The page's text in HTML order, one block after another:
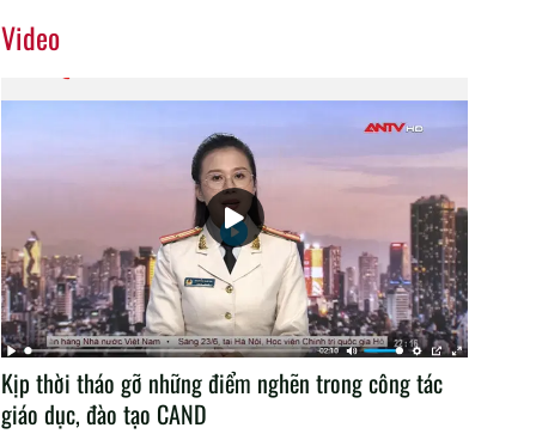
Video
Kịp thời tháo gỡ những điểm nghẽn trong công tác
giáo dục, đào tạo CAND